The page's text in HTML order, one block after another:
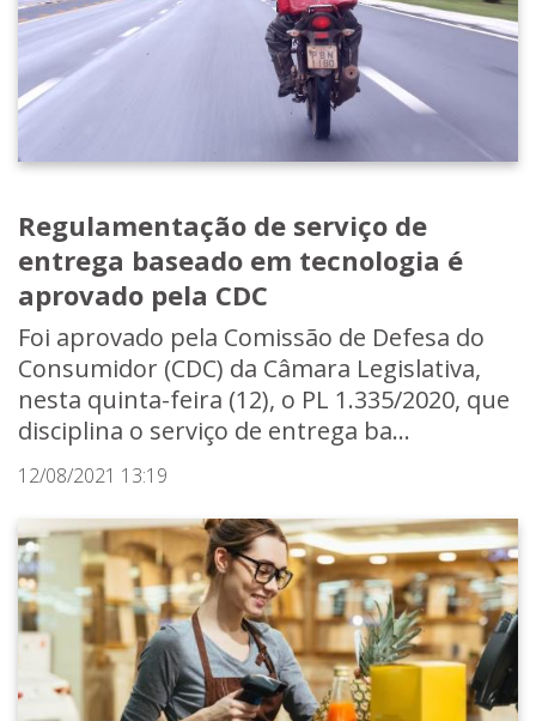
Regulamentação de serviço de
entrega baseado em tecnologia é
aprovado pela CDC
Foi aprovado pela Comissão de Defesa do
Consumidor (CDC) da Câmara Legislativa,
nesta quinta-feira (12), o PL 1.335/2020, que
disciplina o serviço de entrega ba...
12/08/2021 13:19